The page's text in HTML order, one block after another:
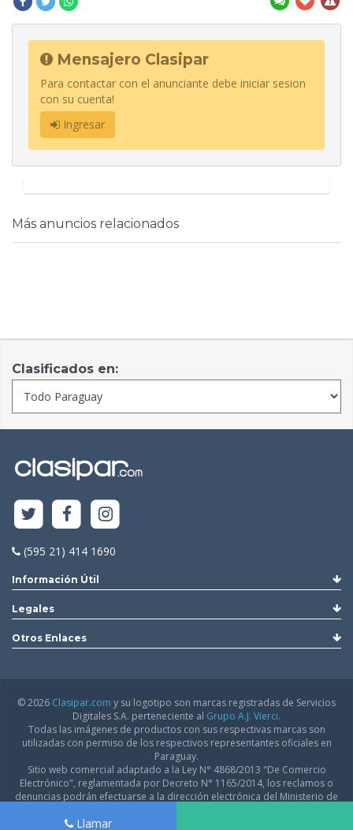
Mensajero Clasipar
Para contactar con el anunciante debe iniciar sesion
con su cuenta!
Ingresar
Más anuncios relacionados
Llamar
Clasificados en:
(595 21) 414 1690
Información Útil
Legales
Otros Enlaces
© 2026 Clasipar.com y su logotipo son marcas registradas de Servicios
Digitales S.A. perteneciente al Grupo A.J. Vierci.
Todas las imágenes de productos con sus respectivas marcas son
utilizadas con permiso de los respectivos representantes oficiales en
Paraguay.
Sitio web comercial adaptado a la Ley N° 4868/2013 "De Comercio
Electrónico", reglamentada por Decreto N° 1165/2014, los reclamos o
denuncias podrán efectuarse a la dirección electrónica del Ministerio de